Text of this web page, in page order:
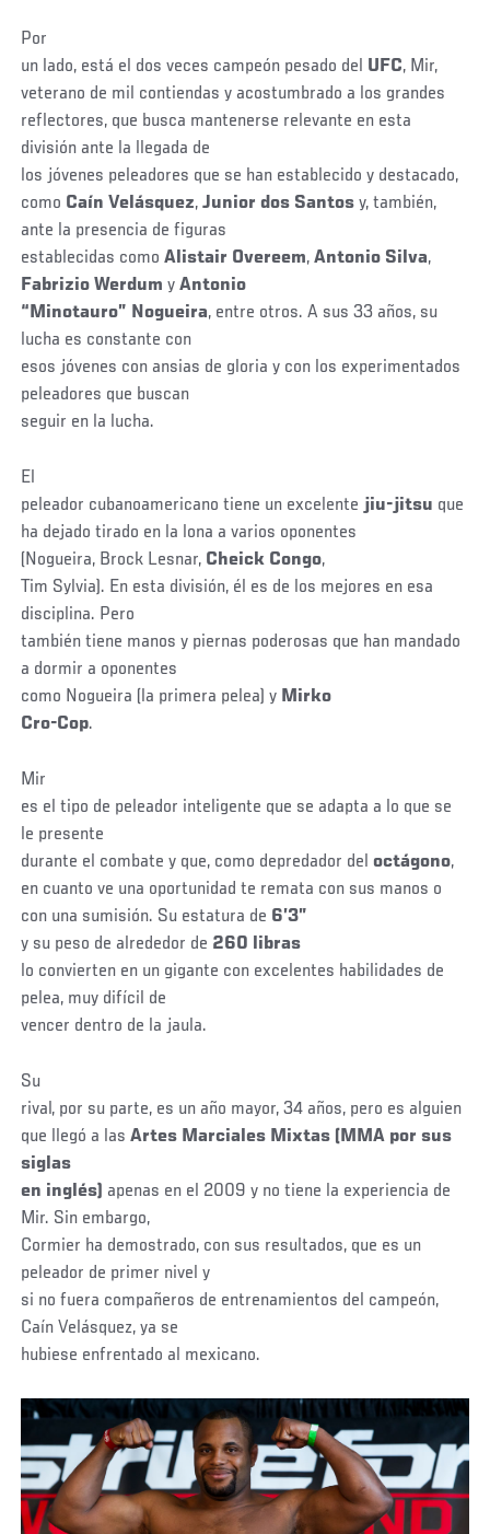
Por
un lado, está el dos veces campeón pesado del UFC, Mir,
veterano de mil contiendas y acostumbrado a los grandes
reflectores, que busca mantenerse relevante en esta
división ante la llegada de
los jóvenes peleadores que se han establecido y destacado,
como Caín Velásquez,Junior dos Santos y, también,
ante la presencia de figuras
establecidas comoAlistair Overeem,Antonio Silva,
Fabrizio Werdum yAntonio
“Minotauro” Nogueira, entre otros. A sus 33 años, su
lucha es constante con
esos jóvenes con ansias de gloria y con los experimentados
peleadores que buscan
seguir en la lucha.
El
peleador cubanoamericano tiene un excelente jiu-jitsu que
ha dejado tirado en la lona a varios oponentes
(Nogueira, Brock Lesnar, Cheick Congo,
Tim Sylvia). En esta división, él es de los mejores en esa
disciplina. Pero
también tiene manos y piernas poderosas que han mandado
a dormir a oponentes
como Nogueira (la primera pelea) y Mirko
Cro-Cop.
Mir
es el tipo de peleador inteligente que se adapta a lo que se
le presente
durante el combate y que, como depredador deloctágono,
en cuanto ve una oportunidad te remata con sus manos o
con una sumisión. Su estatura de 6’3”
y su peso de alrededor de 260 libras
lo convierten en un gigante con excelentes habilidades de
pelea, muy difícil de
vencer dentro de la jaula.
Su
rival, por su parte, es un año mayor, 34 años, pero es alguien
que llegó a lasArtes Marciales Mixtas (MMA por sus
siglas
en inglés) apenas en el 2009 y no tiene la experiencia de
Mir. Sin embargo,
Cormier ha demostrado, con sus resultados, que es un
peleador de primer nivel y
si no fuera compañeros de entrenamientos del campeón,
Caín Velásquez, ya se
hubiese enfrentado al mexicano.